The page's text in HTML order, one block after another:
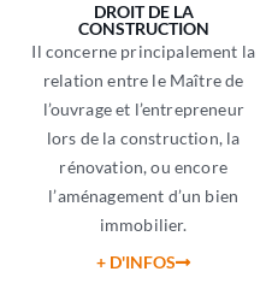
DROIT DE LA
CONSTRUCTION
Il concerne principalement la
relation entre le Maître de
l’ouvrage et l’entrepreneur
lors de la construction, la
rénovation, ou encore
l’aménagement d’un bien
immobilier.
+ D'INFOS